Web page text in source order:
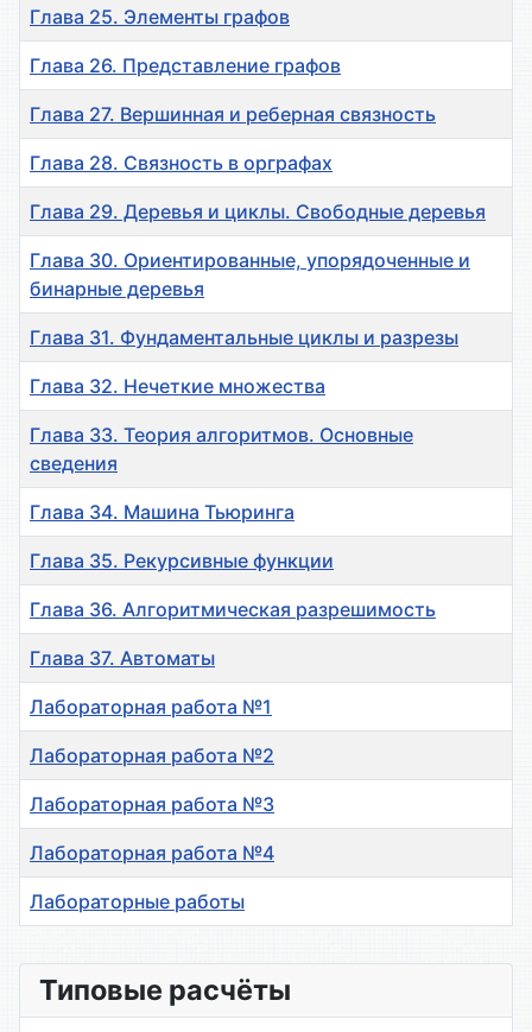
Глава 25. Элементы графов
Глава 26. Представление графов
Глава 27. Вершинная и реберная связность
Глава 28. Связность в орграфах
Глава 29. Деревья и циклы. Свободные деревья
Глава 30. Ориентированные, упорядоченные и
бинарные деревья
Глава 31. Фундаментальные циклы и разрезы
Глава 32. Нечеткие множества
Глава 33. Теория алгоритмов. Основные
сведения
Глава 34. Машина Тьюринга
Глава 35. Рекурсивные функции
Глава 36. Алгоритмическая разрешимость
Глава 37. Автоматы
Лабораторная работа №1
Лабораторная работа №2
Лабораторная работа №3
Лабораторная работа №4
Лабораторные работы
Типовые расчёты